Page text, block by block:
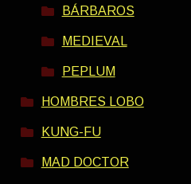
BÁRBAROS
MEDIEVAL
PEPLUM
HOMBRES LOBO
KUNG-FU
MAD DOCTOR